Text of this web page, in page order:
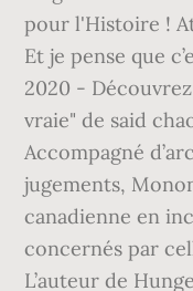
pour l'Histoire !
Et je pense que
2020 -
vraie" de said
Accompagné
jugements,
canadienne en
concernés par
L’auteur de